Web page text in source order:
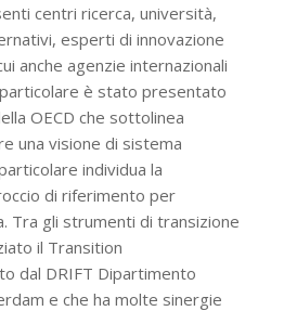
centri ricerca, università,
esperti di innovazione
anche agenzie internazionali
particolare è stato presentato
OECD che sottolinea
una visione di sistema
individua la
di riferimento per
Tra gli strumenti di transizione
il Transition
dal DRIFT Dipartimento
e che ha molte sinergie